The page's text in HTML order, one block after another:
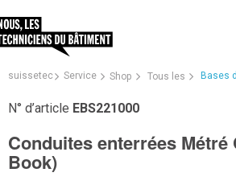
suissetec Service Shop Tous les Bases
N° d’article EBS221000
Conduites enterrées Métré
Book)